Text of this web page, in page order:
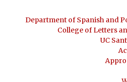
Department of Spanish and
College of Letters
UC